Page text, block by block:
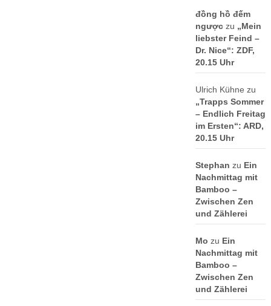
đồng hồ đếm
ngượczu „Mein
liebster Feind –
Dr. Nice“: ZDF,
20.15 Uhr
Ulrich Kühne zu
„Trapps Sommer
– Endlich Freitag
im Ersten“: ARD,
20.15 Uhr
Stephan zu Ein
Nachmittag mit
Bamboo –
Zwischen Zen
und Zählerei
Mo zu Ein
Nachmittag mit
Bamboo –
Zwischen Zen
und Zählerei